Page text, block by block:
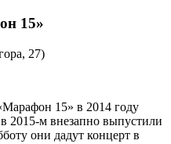
15»
27)
15» в 2014 году
2015-м внезапно выпустили
они дадут концерт в